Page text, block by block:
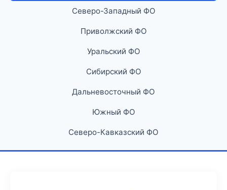
Северо-Западный ФО
Приволжский ФО
Уральский ФО
Сибирский ФО
Дальневосточный ФО
Южный ФО
Северо-Кавказский ФО